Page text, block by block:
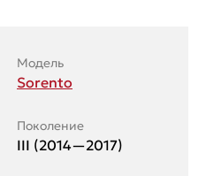
Модель
Sorento
Поколение
III (2014—2017)